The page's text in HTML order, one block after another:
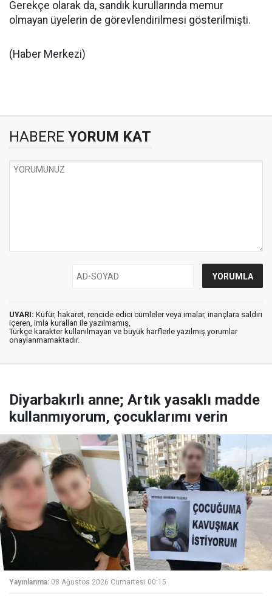
Gerekçe olarak da, sandık kurullarında memur
olmayan üyelerin de görevlendirilmesi gösterilmişti.
(Haber Merkezi)
HABERE YORUM KAT
UYARI: Küfür, hakaret, rencide edici cümleler veya imalar, inançlara saldırı
içeren, imla kuralları ile yazılmamış,
Türkçe karakter kullanılmayan ve büyük harflerle yazılmış yorumlar
onaylanmamaktadır.
Diyarbakırlı anne; Artık yasaklı madde
kullanmıyorum, çocuklarımı verin
Yayınlanma: 08 Ağustos 2026 Cumartesi 00:15